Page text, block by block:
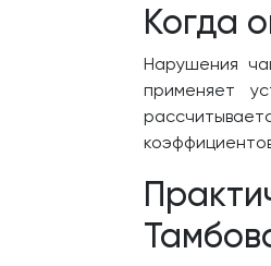
Когда
Нарушения
применяет